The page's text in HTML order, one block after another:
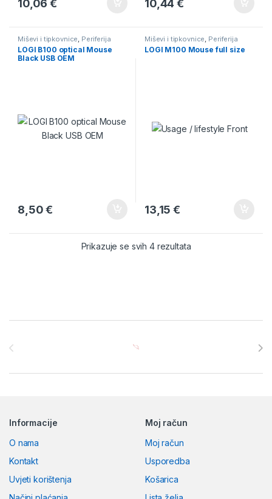
10,06€ 10,44€
Miševi i tipkovnice Periferija
LOGI B100 optical Mouse
Black USB OEM
8,50€
Miševi i tipkovnice Periferija
LOGI M100 Mouse full size
13,15€
Prikazuje se svih 4 rezultata
Informacije
O nama
Kontakt
Uvjeti korištenja
Moj račun
Moj račun
Usporedba
Košarica